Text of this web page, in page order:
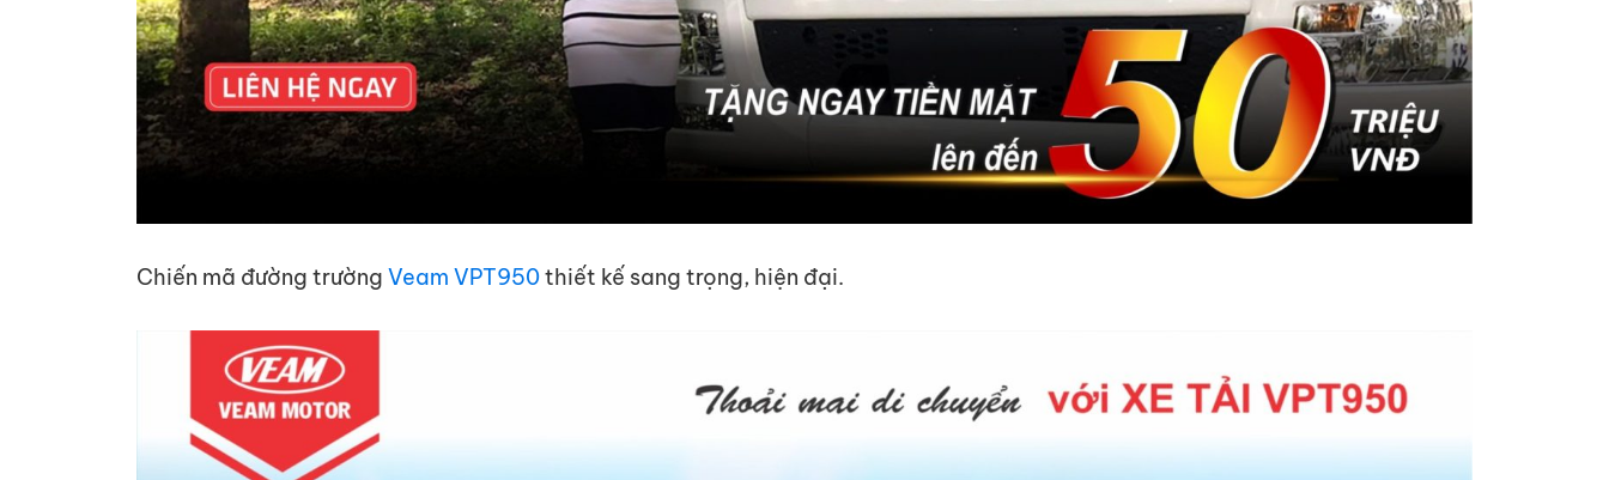
Chiến mã đường trường Veam VPT950thiết kế sang trọng, hiện đại.